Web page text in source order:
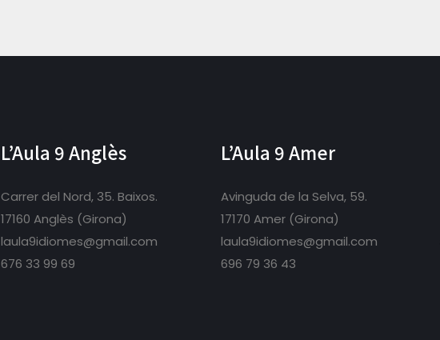
L’Aula 9 Anglès
Carrer del Nord, 35. Baixos.
17160 Anglès (Girona)
laula9idiomes@gmail.com
676 33 99 69
L’Aula 9 Amer
Avinguda de la Selva, 59.
17170 Amer (Girona)
laula9idiomes@gmail.com
696 79 36 43